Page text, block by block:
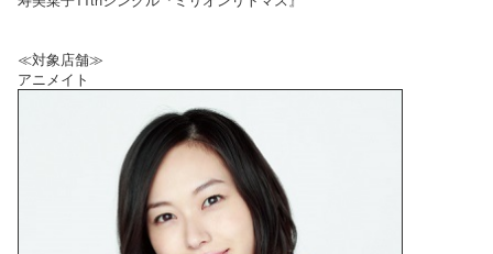
≪対象店舗≫
アニメイト